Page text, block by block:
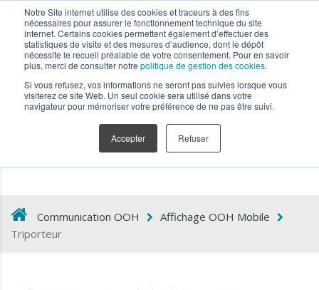
Notre Site internet utilise des cookies et traceurs à des fins
nécessaires pour assurer le fonctionnement technique du site
internet. Certains cookies permettent également d’effectuer des
statistiques de visite et des mesures d’audience, dont le dépôt
nécessite le recueil préalable de votre consentement. Pour en savoir
plus, merci de consulter notre politique de gestion des cookies.
Si vous refusez, vos informations ne seront pas suivies lorsque vous
visiterez ce site Web. Un seul cookie sera utilisé dans votre
navigateur pour mémoriser votre préférence de ne pas être suivi.
Accepter Refuser
Affichage mobile
Triporteur
publicitaire
Communication OOH
Affichage OOH Mobile
Triporteur